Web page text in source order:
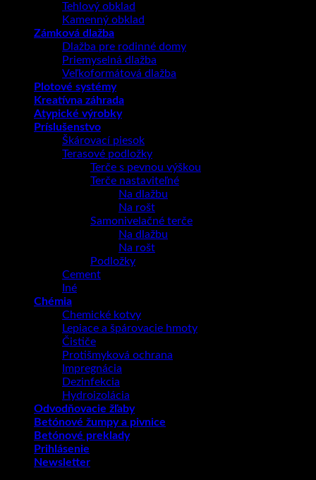
Tehlový obklad
Kamenný obklad
Zámková dlažba
Dlažba pre rodinné domy
Priemyselná dlažba
Veľkoformátová dlažba
Plotové systémy
Kreatívna záhrada
Atypické výrobky
Príslušenstvo
Škárovací piesok
Terasové podložky
Terče s pevnou výškou
Terče nastaviteľné
Na dlažbu
Na rošt
Samonivelačné terče
Na dlažbu
Na rošt
Podložky
Cement
Iné
Chémia
Chemické kotvy
Lepiace a špárovacie hmoty
Čističe
Protišmyková ochrana
Impregnácia
Dezinfekcia
Hydroizolácia
Odvodňovacie žľaby
Betónové žumpy a pivnice
Betónové preklady
Prihlásenie
Newsletter